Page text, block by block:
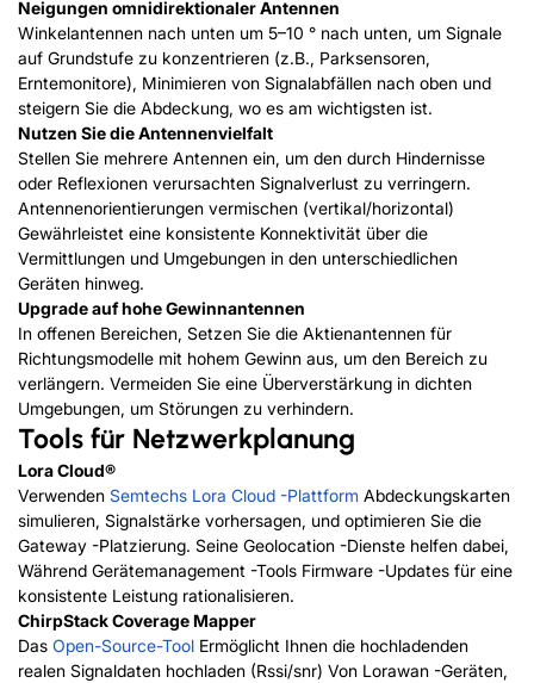
Neigungen omnidirektionaler Antennen
Winkelantennen nach unten um 5–10 ° nach unten, um Signale
auf Grundstufe zu konzentrieren (z.B., Parksensoren,
Erntemonitore), Minimieren von Signalabfällen nach oben und
steigern Sie die Abdeckung, wo es am wichtigsten ist.
Nutzen Sie die Antennenvielfalt
Stellen Sie mehrere Antennen ein, um den durch Hindernisse
oder Reflexionen verursachten Signalverlust zu verringern.
Antennenorientierungen vermischen (vertikal/horizontal)
Gewährleistet eine konsistente Konnektivität über die
Vermittlungen und Umgebungen in den unterschiedlichen
Geräten hinweg.
Upgrade auf hohe Gewinnantennen
In offenen Bereichen, Setzen Sie die Aktienantennen für
Richtungsmodelle mit hohem Gewinn aus, um den Bereich zu
verlängern. Vermeiden Sie eine Überverstärkung in dichten
Umgebungen, um Störungen zu verhindern.
Tools für Netzwerkplanung
Lora Cloud®
Verwenden Semtechs Lora Cloud -Plattform Abdeckungskarten
simulieren, Signalstärke vorhersagen, und optimieren Sie die
Gateway -Platzierung. Seine Geolocation -Dienste helfen dabei,
Während Gerätemanagement -Tools Firmware -Updates für eine
konsistente Leistung rationalisieren.
ChirpStack Coverage Mapper
Das Open-Source-Tool Ermöglicht Ihnen die hochladenden
realen Signaldaten hochladen (Rssi/snr) Von Lorawan -Geräten,